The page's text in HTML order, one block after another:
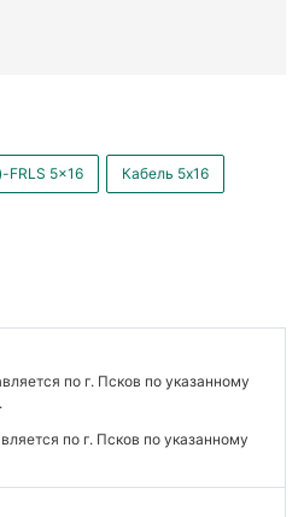
FRLS 5x16 Кабель 5x16
по г. Псков по указанному
по г. Псков по указанному